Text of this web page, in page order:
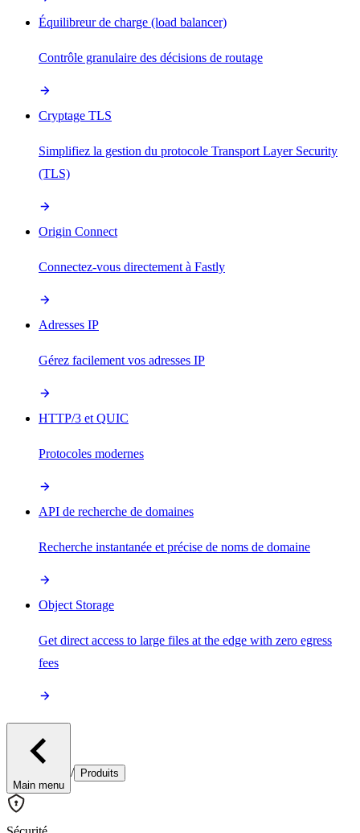
Équilibreur de charge (load balancer)
Contrôle granulaire des décisions de routage
Cryptage TLS
Simplifiez la gestion du protocole Transport Layer Security
(TLS)
Origin Connect
Connectez-vous directement à Fastly
Adresses IP
Gérez facilement vos adresses IP
HTTP/3 et QUIC
Protocoles modernes
API de recherche de domaines
Recherche instantanée et précise de noms de domaine
Object Storage
Get direct access to large files at the edge with zero egress
fees
Main menu
/ Produits